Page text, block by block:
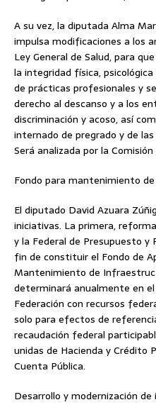
A su vez, la diputada Alma
impulsa modificaciones a los
Ley General de Salud, para
la integridad física,
de prácticas profesionales y
derecho al descanso y a los
discriminación y acoso, así
internado de pregrado y de
Será analizada por la Comisión
Fondo para mantenimiento
El diputado David Azuara
iniciativas. La primera,
y la Federal de Presupuesto y
fin de constituir el Fondo de
Mantenimiento de
determinará anualmente en
Federación con recursos
solo para efectos de
recaudación federal
unidas de Hacienda y Crédito
Cuenta Pública.
Desarrollo y modernización